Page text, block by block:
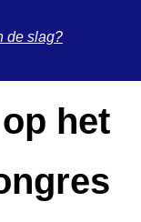
de slag?
het